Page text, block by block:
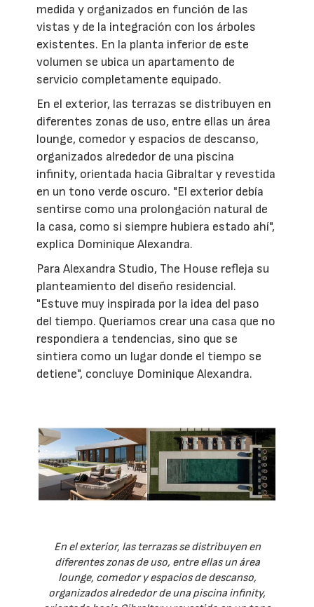
medida y organizados en función de las
vistas y de la integración con los árboles
existentes. En la planta inferior de este
volumen se ubica un apartamento de
servicio completamente equipado.
En el exterior, las terrazas se distribuyen en
diferentes zonas de uso, entre ellas un área
lounge, comedor y espacios de descanso,
organizados alrededor de una piscina
infinity, orientada hacia Gibraltar y revestida
en un tono verde oscuro. "El exterior debía
sentirse como una prolongación natural de
la casa, como si siempre hubiera estado ahí",
explica Dominique Alexandra.
Para Alexandra Studio, The House refleja su
planteamiento del diseño residencial.
"Estuve muy inspirada por la idea del paso
del tiempo. Queríamos crear una casa que no
respondiera a tendencias, sino que se
sintiera como un lugar donde el tiempo se
detiene", concluye Dominique Alexandra.
En el exterior, las terrazas se distribuyen en
diferentes zonas de uso, entre ellas un área
lounge, comedor y espacios de descanso,
organizados alrededor de una piscina infinity,